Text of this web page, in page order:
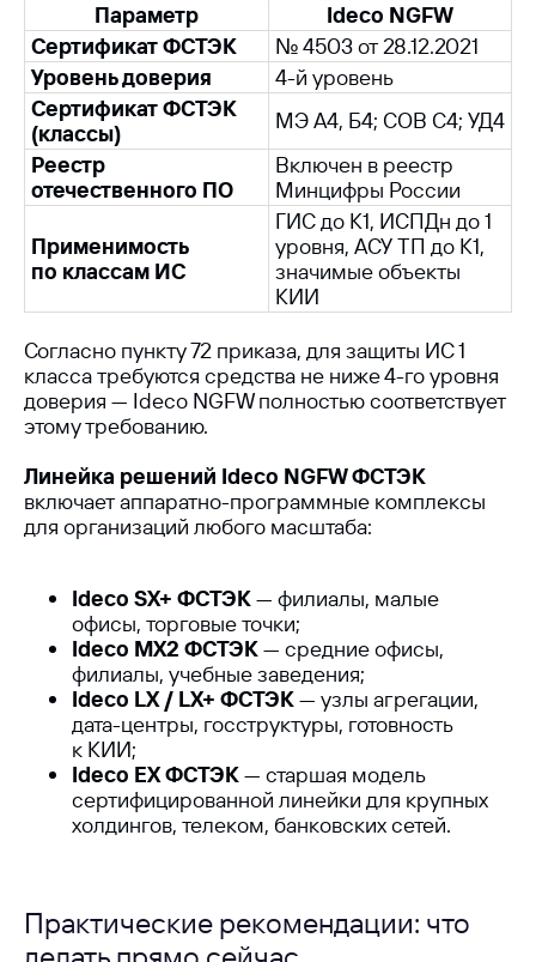
Параметр
Ideco NGFW
Сертификат ФСТЭК
№ 4503 от 28.12.2021
Уровень доверия
4-й уровень
Сертификат ФСТЭК
(классы)
МЭ А4, Б4; СОВ С4; УД4
Реестр
отечественного ПО
Включен в реестр
Минцифры России
Применимость
по классам ИС
ГИС до К1, ИСПДн до 1
уровня, АСУ ТП до К1,
значимые объекты
КИИ
Согласно пункту 72 приказа, для защиты ИС 1
класса требуются средства не ниже 4-го уровня
доверия — Ideco NGFW полностью соответствует
этому требованию.
Линейка решений Ideco NGFW ФСТЭК
включает аппаратно-программные комплексы
для организаций любого масштаба:
Ideco SX+ ФСТЭК— филиалы, малые
офисы, торговые точки;
Ideco MX2 ФСТЭК— средние офисы,
филиалы, учебные заведения;
Ideco LX / LX+ ФСТЭК— узлы агрегации,
дата-центры, госструктуры, готовность
к КИИ;
Ideco EX ФСТЭК— старшая модель
сертифицированной линейки для крупных
холдингов, телеком, банковских сетей.
Практические рекомендации: что
Все публикации
+7 (800) 555-33-40
expert@ideco.ru
Внедрения
Ideco NGFW Novum
Релизы Ideco
Информационная
безопасность в решениях
620 066, Россия, г. Екатеринбург,
ул. Кулибина, 2
ИНН 6670208848
Продукт развивается
при поддержке Фонда
Содействия Инновациям